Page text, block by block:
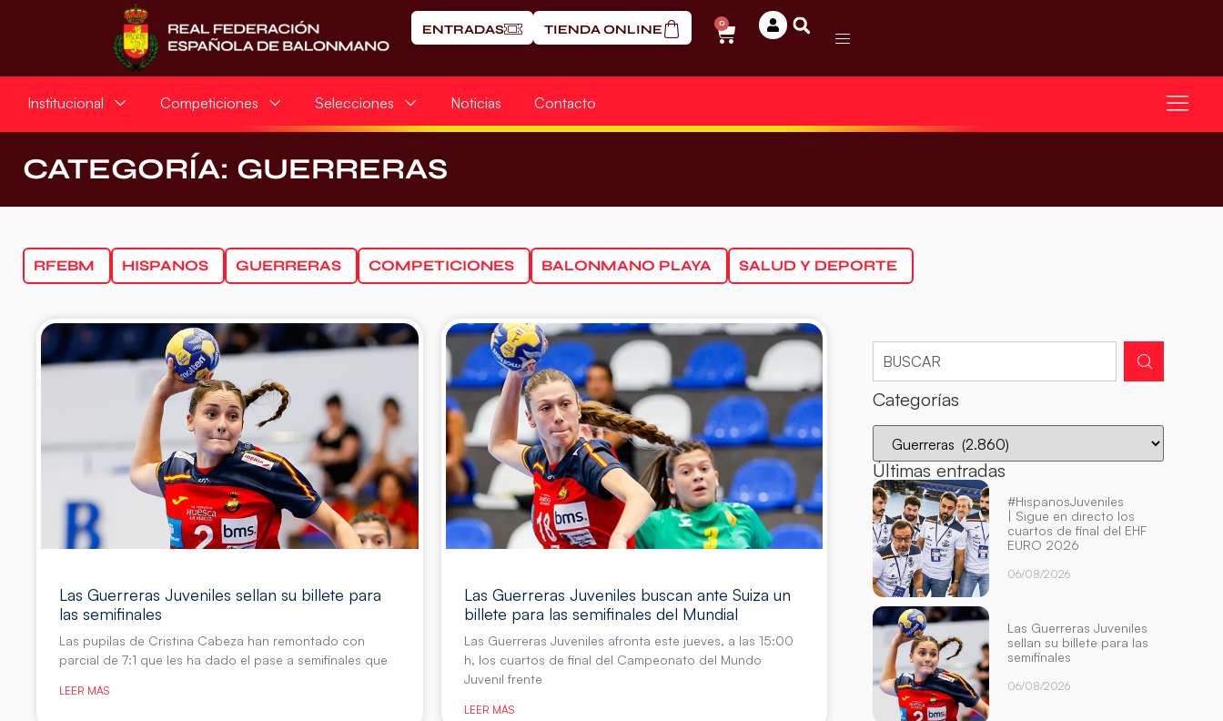
ENTRADAS TIENDA ONLINE 0
Institucional Competiciones Selecciones Noticias Contacto
CATEGORÍA: GUERRERAS
RFEBM HISPANOS GUERRERAS COMPETICIONES BALONMANO PLAYA SALUD Y DEPORTE
Las Guerreras Juveniles sellan su billete para
las semifinales
Las pupilas de Cristina Cabeza han remontado con
parcial de 7:1 que les ha dado el pase a semifinales que
LEER MÁS
Las Guerreras Juveniles buscan ante Suiza un
billete para las semifinales del Mundial
Las Guerreras Juveniles afronta este jueves, a las 15:00
h, los cuartos de final del Campeonato del Mundo
Juvenil frente
LEER MÁS
Categorías
Últimas entradas
#HispanosJuveniles
| Sigue en directo los
cuartos de final del EHF
EURO 2026
06/08/2026
Las Guerreras Juveniles
sellan su billete para las
semifinales
06/08/2026